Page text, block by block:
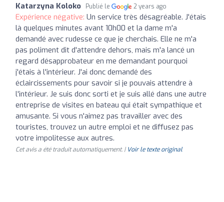
Katarzyna Koloko Publié le 2 years ago
Expérience négative: Un service très désagréable. J'étais
là quelques minutes avant 10h00 et la dame m'a
demandé avec rudesse ce que je cherchais. Elle ne m'a
pas poliment dit d'attendre dehors, mais m'a lancé un
regard désapprobateur en me demandant pourquoi
j'étais à l'intérieur. J'ai donc demandé des
éclaircissements pour savoir si je pouvais attendre à
l'intérieur. Je suis donc sorti et je suis allé dans une autre
entreprise de visites en bateau qui était sympathique et
amusante. Si vous n'aimez pas travailler avec des
touristes, trouvez un autre emploi et ne diffusez pas
votre impolitesse aux autres.
Cet avis a été traduit automatiquement. | Voir le texte original